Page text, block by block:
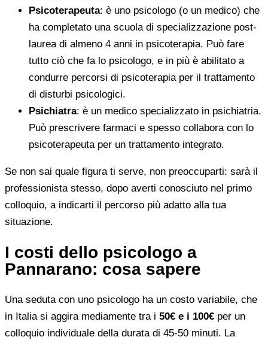
Psicoterapeuta: è uno psicologo (o un medico) che
ha completato una scuola di specializzazione post-
laurea di almeno 4 anni in psicoterapia. Può fare
tutto ciò che fa lo psicologo, e in più è abilitato a
condurre percorsi di psicoterapia per il trattamento
di disturbi psicologici.
Psichiatra: è un medico specializzato in psichiatria.
Può prescrivere farmaci e spesso collabora con lo
psicoterapeuta per un trattamento integrato.
Se non sai quale figura ti serve, non preoccuparti: sarà il
professionista stesso, dopo averti conosciuto nel primo
colloquio, a indicarti il percorso più adatto alla tua
situazione.
I costi dello psicologo a
Pannarano: cosa sapere
Una seduta con uno psicologo ha un costo variabile, che
in Italia si aggira mediamente tra i 50€ e i 100€ per un
colloquio individuale della durata di 45-50 minuti. La